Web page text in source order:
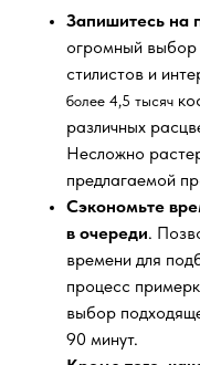
Запишитесь на
огромный
стилистов и
более 4,5 тысяч
различных
Несложно
предлагаемой
Сэкономьте
в очереди.
времени для
процесс
выбор
90 минут.